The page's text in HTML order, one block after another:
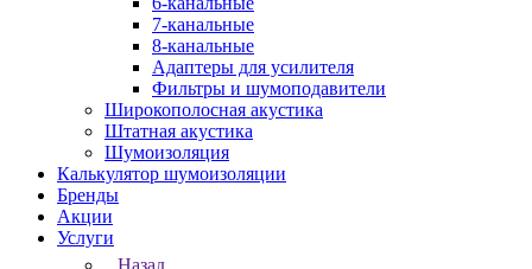
7-канальные
8-канальные
Адаптеры для усилителя
Фильтры и шумоподавители
Широкополосная акустика
Штатная акустика
Шумоизоляция
Калькулятор шумоизоляции
Бренды
Акции
Услуги
Назад